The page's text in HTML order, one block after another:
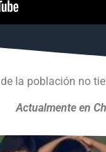
de la población no
Actualmente en